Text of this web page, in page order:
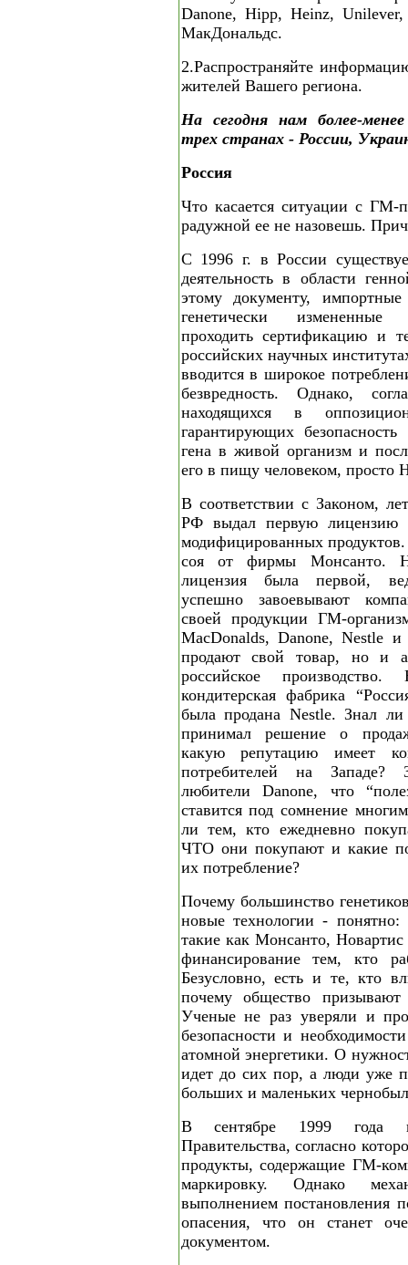
Danone, Hipp, Heinz,
МакДональдс.
2.Распространяйте
жителей Вашего региона.
На сегодня нам более-
трех странах - России,
Россия
Что касается ситуации с ГМ-
радужной ее не назовешь.
С 1996 г. в России
деятельность в области
этому документу,
генетически
проходить сертификацию и
российских научных
вводится в широкое
безвредность. Однако,
находящихся в
гарантирующих
гена в живой организм и
его в пищу человеком, просто
В соответствии с Законом,
РФ выдал первую лицензию
модифицированных
соя от фирмы Монсанто.
лицензия была первой,
уcпешно завоевывают
своей продукции ГМ-
MacDonalds, Danone, Nestle
продают свой товар, но и
российское производство.
кондитерская фабрика
была продана Nestle. Знал
принимал решение о
какую репутацию имеет
потребителей на Западе?
любители Danone, что
ставится под сомнение
ли тем, кто ежедневно
ЧТО они покупают и какие
их потребление?
Почему большинство
новые технологии - понятно:
такие как Монсанто,
финансирование тем, кто
Безусловно, есть и те, кто
почему общество
Ученые не раз уверяли и
безопасности и
атомной энергетики. О
идет до сих пор, а люди уже
больших и маленьких
В сентябре 1999 года
Правительства, согласно
продукты, содержащие ГМ-
маркировку. Однако
выполнением постановления
опасения, что он станет
документом.